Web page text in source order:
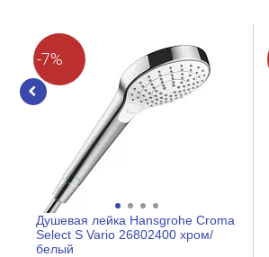
Работа с проточным водонагревателем
Количество режимов
-7%
Душевая лейка Hansgrohe Croma
Select S Vario 26802400 хром/
белый